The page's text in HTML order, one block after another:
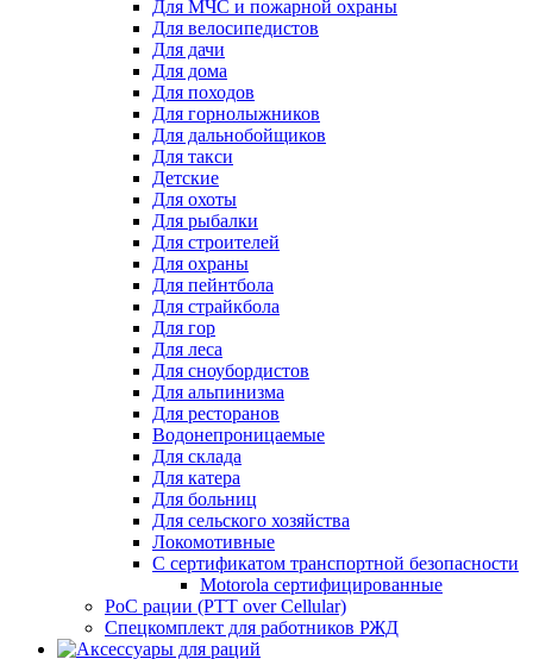
Для МЧС и пожарной охраны
Для велосипедистов
Для дачи
Для дома
Для походов
Для горнолыжников
Для дальнобойщиков
Для такси
Детские
Для охоты
Для рыбалки
Для строителей
Для охраны
Для пейнтбола
Для страйкбола
Для гор
Для леса
Для сноубордистов
Для альпинизма
Для ресторанов
Водонепроницаемые
Для склада
Для катера
Для больниц
Для сельского хозяйства
Локомотивные
С сертификатом транспортной безопасности
Motorola сертифицированные
PoC рации (PTT over Cellular)
Спецкомплект для работников РЖД